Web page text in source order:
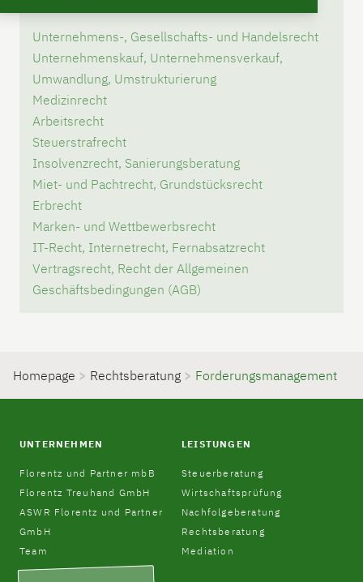
Unternehmens-, Gesellschafts- und Handelsrecht
Unternehmenskauf, Unternehmensverkauf,
Umwandlung, Umstrukturierung
Medizinrecht
Arbeitsrecht
Steuerstrafrecht
Insolvenzrecht, Sanierungsberatung
Miet- und Pachtrecht, Grundstücksrecht
Erbrecht
Marken- und Wettbewerbsrecht
IT-Recht, Internetrecht, Fernabsatzrecht
Vertragsrecht, Recht der Allgemeinen
Geschäftsbedingungen (AGB)
Homepage > Rechtsberatung > Forderungsmanagement
UNTERNEHMEN
Florentz und Partner mbB
Florentz Treuhand GmbH
ASWR Florentz und Partner
GmbH
Team
LEISTUNGEN
Steuerberatung
Wirtschaftsprüfung
Nachfolgeberatung
Rechtsberatung
Mediation